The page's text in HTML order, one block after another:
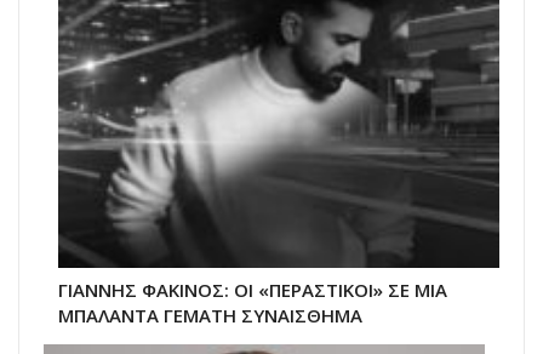
ΓΙΑΝΝΗΣ ΦΑΚΙΝΟΣ: ΟΙ «ΠΕΡΑΣΤΙΚΟΙ» ΣΕ ΜΙΑ
ΜΠΑΛΑΝΤΑ ΓΕΜΑΤΗ ΣΥΝΑΙΣΘΗΜΑ